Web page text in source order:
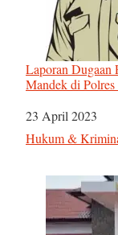
Laporan Dugaan
Mandek di
Tanggal
23 April 2023
Sehubungan
Hukum &